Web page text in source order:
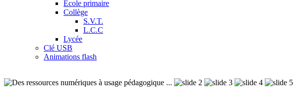
Ecole primaire
Collège
S.V.T.
L.C.C
Lycée
Clé USB
Animations flash